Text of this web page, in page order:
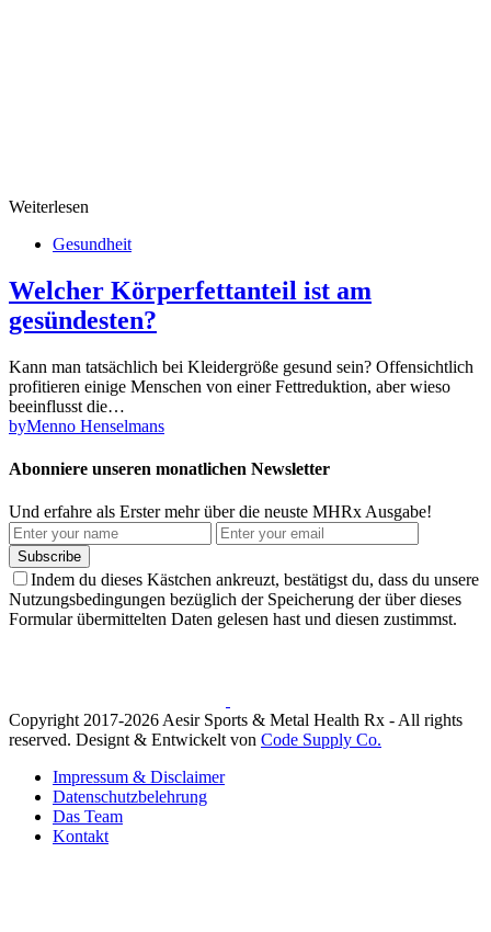
Weiterlesen
Gesundheit
Welcher Körperfettanteil ist am
gesündesten?
Kann man tatsächlich bei Kleidergröße gesund sein? Offensichtlich
profitieren einige Menschen von einer Fettreduktion, aber wieso
beeinflusst die…
byMenno Henselmans
Abonniere unseren monatlichen Newsletter
Und erfahre als Erster mehr über die neuste MHRx Ausgabe!
Subscribe
Indem du dieses Kästchen ankreuzt, bestätigst du, dass du unsere
Nutzungsbedingungen bezüglich der Speicherung der über dieses
Formular übermittelten Daten gelesen hast und diesen zustimmst.
Copyright 2017-2026 Aesir Sports & Metal Health Rx - All rights
reserved. Designt & Entwickelt von Code Supply Co.
Impressum & Disclaimer
Datenschutzbelehrung
Das Team
Kontakt